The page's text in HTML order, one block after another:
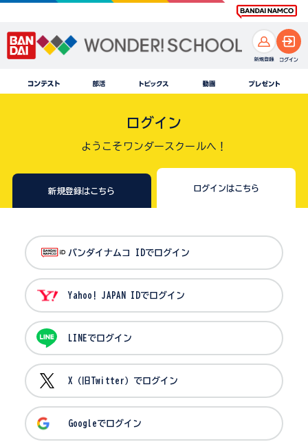
ログイン
ようこそワンダースクールへ！
新規登録はこちら ログインはこちら
バンダイナムコ IDでログイン
Yahoo! JAPAN IDでログイン
LINEでログイン
X（旧Twitter）でログイン
Googleでログイン